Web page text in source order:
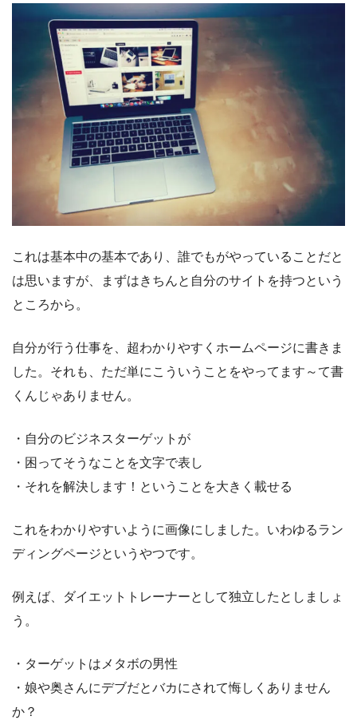
これは基本中の基本であり、誰でもがやっていることだと
は思いますが、まずはきちんと自分のサイトを持つという
ところから。
自分が行う仕事を、超わかりやすくホームページに書きま
した。それも、ただ単にこういうことをやってます～て書
くんじゃありません。
・自分のビジネスターゲットが
・困ってそうなことを文字で表し
・それを解決します！ということを大きく載せる
これをわかりやすいように画像にしました。いわゆるラン
ディングページというやつです。
例えば、ダイエットトレーナーとして独立したとしましょ
う。
・ターゲットはメタボの男性
・娘や奥さんにデブだとバカにされて悔しくありません
か？